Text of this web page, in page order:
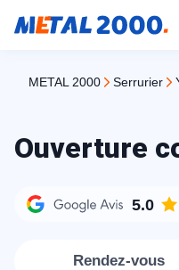
METAL 2000 serrurier
Ouverture
5.0
Rendez-vous